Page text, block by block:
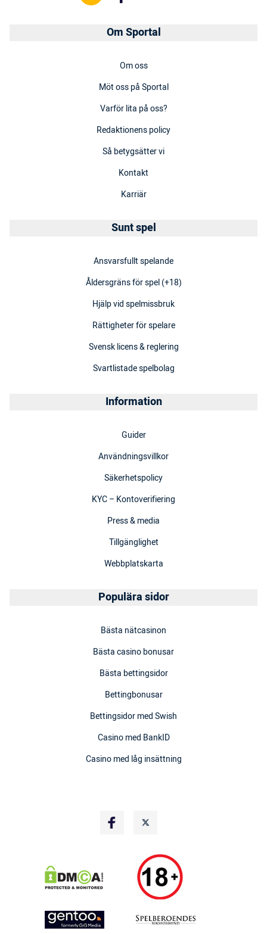
Om Sportal
Om oss
Möt oss på Sportal
Varför lita på oss?
Redaktionens policy
Så betygsätter vi
Kontakt
Karriär
Sunt spel
Ansvarsfullt spelande
Åldersgräns för spel (+18)
Hjälp vid spelmissbruk
Rättigheter för spelare
Svensk licens & reglering
Svartlistade spelbolag
Information
Guider
Användningsvillkor
Säkerhetspolicy
KYC – Kontoverifiering
Press & media
Tillgänglighet
Webbplatskarta
Populära sidor
Bästa nätcasinon
Bästa casino bonusar
Bästa bettingsidor
Bettingbonusar
Bettingsidor med Swish
Casino med BankID
Casino med låg insättning